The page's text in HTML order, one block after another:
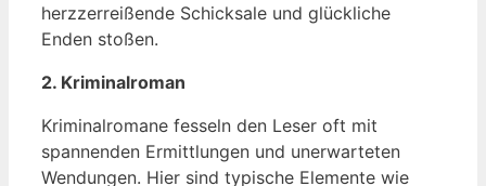
herzzerreißende Schicksale und glückliche
Enden stoßen.
2. Kriminalroman
Kriminalromane fesseln den Leser oft mit
spannenden Ermittlungen und unerwarteten
Wendungen. Hier sind typische Elemente wie